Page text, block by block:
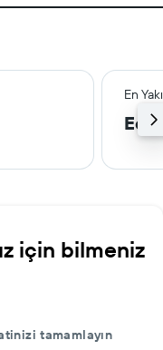
En
için bilmeniz
tamamlayın